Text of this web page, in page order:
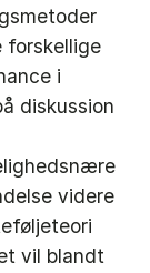
forskellige
i
diskussion
videre
vil blandt